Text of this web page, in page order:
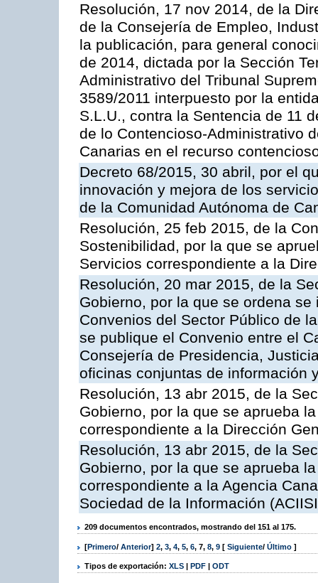
Resolución, 17 nov 2014, de la
de la Consejería de Empleo,
la publicación, para general
de 2014, dictada por la Sección
Administrativo del Tribunal
3589/2011 interpuesto por la
S.L.U., contra la Sentencia de 11
de lo Contencioso-Administrativo
Canarias en el recurso
Decreto 68/2015, 30 abril, por el
innovación y mejora de los
de la Comunidad Autónoma de
Resolución, 25 feb 2015, de la
Sostenibilidad, por la que se
Servicios correspondiente a la
Resolución, 20 mar 2015, de la
Gobierno, por la que se ordena
Convenios del Sector Público de
se publique el Convenio entre el
Consejería de Presidencia,
oficinas conjuntas de información
Resolución, 13 abr 2015, de la
Gobierno, por la que se aprueba
correspondiente a la Dirección
Resolución, 13 abr 2015, de la
Gobierno, por la que se aprueba
correspondiente a la Agencia
Sociedad de la Información
209 documentos encontrados, mostrando del 151 al 175.
[Primero/ Anterior] 2, 3, 4, 5, 6, 7, 8, 9 [ Siguiente/ Último ]
Tipos de exportación: XLS | PDF | ODT